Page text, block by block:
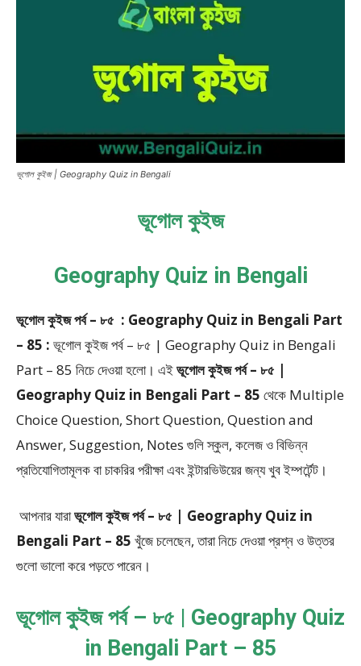
ভূগোল কুইজ | Geography Quiz in Bengali
ভূগোল কুইজ
Geography Quiz in Bengali
ভূগোল কুইজ পর্ব – ৮৫ : Geography Quiz in Bengali Part
– 85 : ভূগোল কুইজ পর্ব – ৮৫ | Geography Quiz in Bengali
Part – 85 নিচে দেওয়া হলো। এইভূগোল কুইজ পর্ব – ৮৫ |
Geography Quiz in Bengali Part – 85 থেকে Multiple
Choice Question, Short Question, Question and
Answer, Suggestion, Notes গুলি স্কুল, কলেজ ও বিভিন্ন
প্রতিযোগিতামূলক বা চাকরির পরীক্ষা এবং ইন্টারভিউয়ের জন্য খুব ইম্পর্টেন্ট।
আপনার যারাভূগোল কুইজ পর্ব – ৮৫ | Geography Quiz in
Bengali Part – 85 খুঁজে চলেছেন, তারা নিচে দেওয়া প্রশ্ন ও উত্তর
গুলো ভালো করে পড়তে পারেন।
ভূগোল কুইজ পর্ব – ৮৫ | Geography Quiz
in Bengali Part – 85